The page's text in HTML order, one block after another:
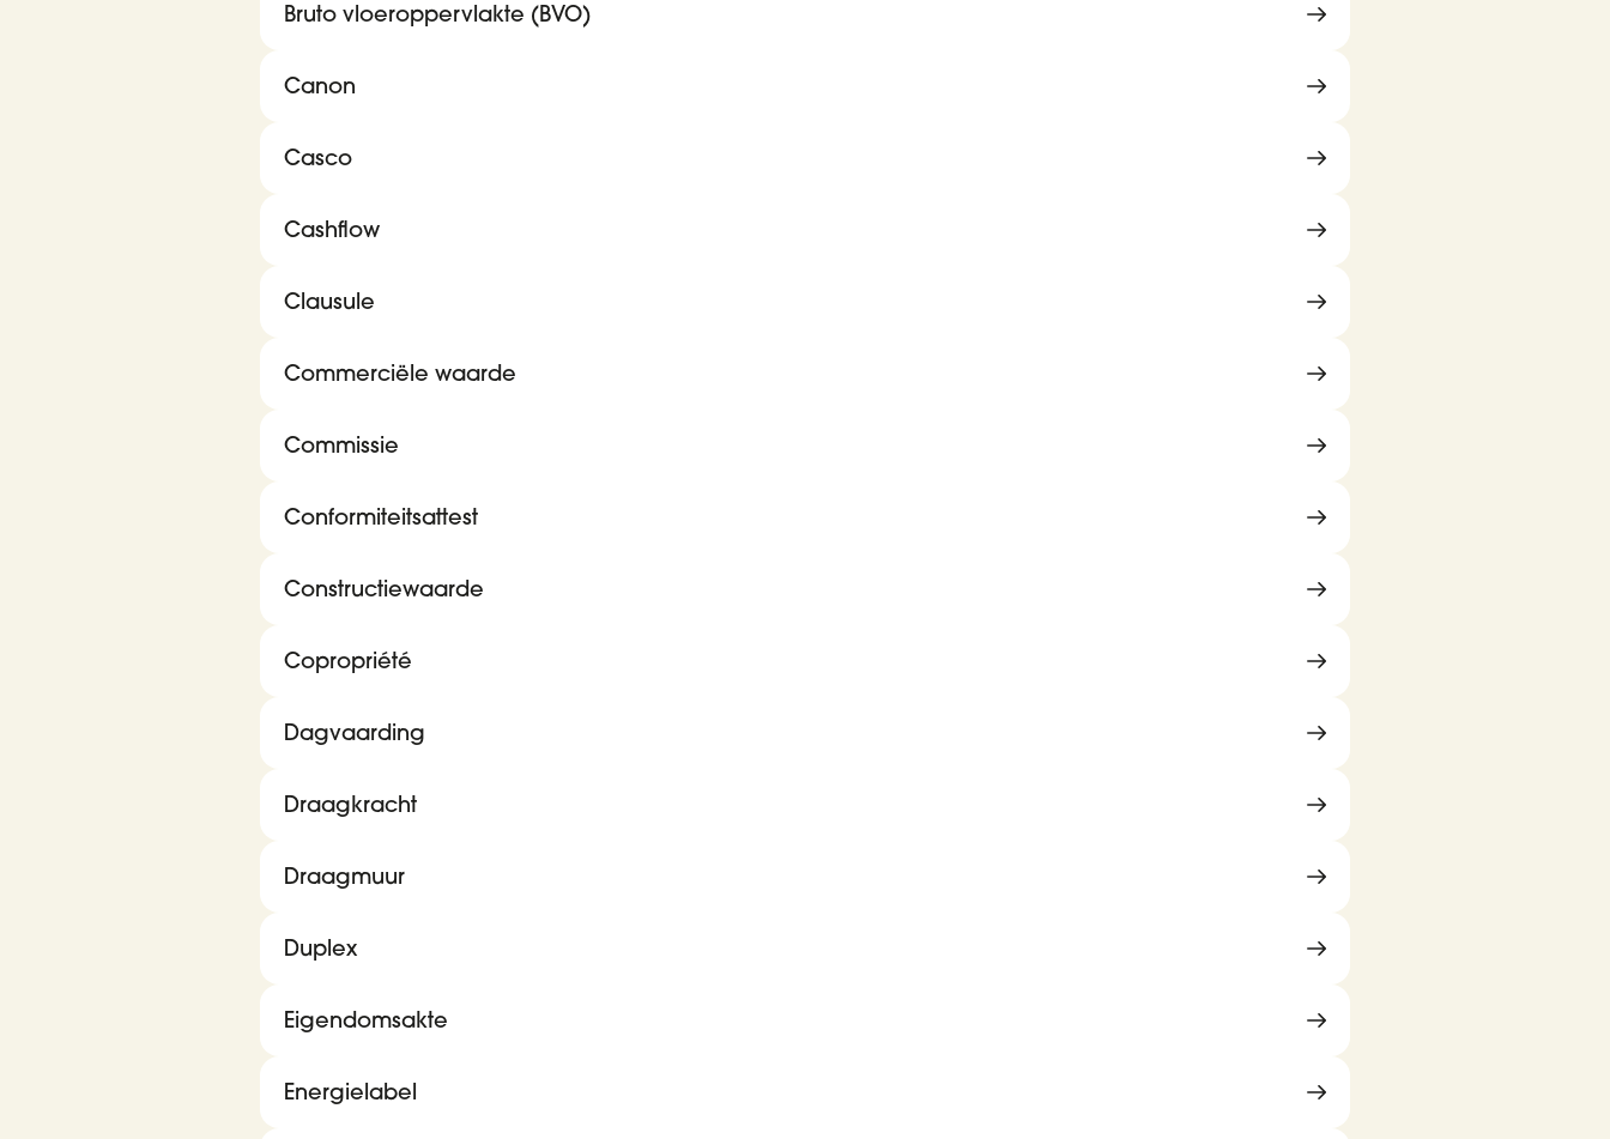
Bruto vloeroppervlakte (BVO)
Canon
Casco
Cashflow
Clausule
Commerciële waarde
Commissie
Conformiteitsattest
Constructiewaarde
Copropriété
Dagvaarding
Draagkracht
Draagmuur
Duplex
Eigendomsakte
Energielabel